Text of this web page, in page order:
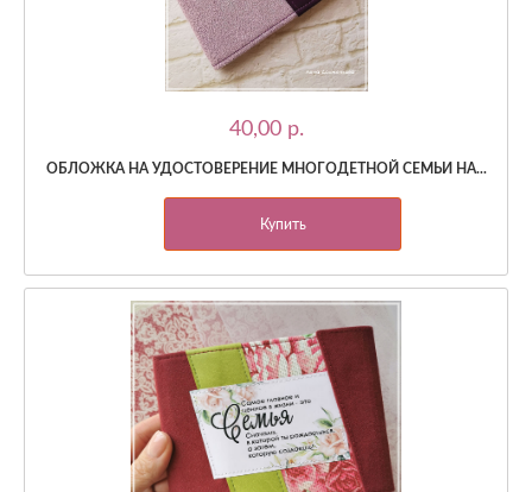
40,00 p.
ОБЛОЖКА НА УДОСТОВЕРЕНИЕ МНОГОДЕТНОЙ СЕМЬИ НА...
Купить